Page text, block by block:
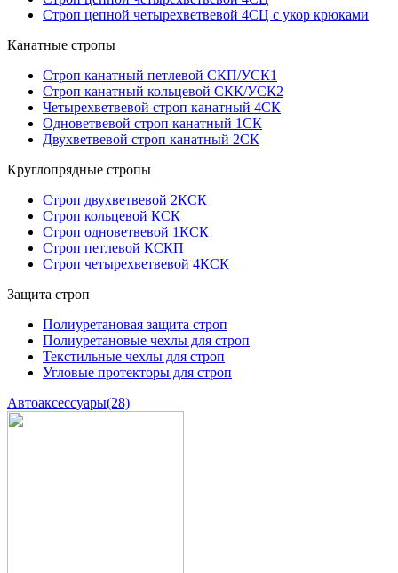
Строп цепной четырехветвевой 4СЦ с укор крюками
Канатные стропы
Строп канатный петлевой СКП/УСК1
Строп канатный кольцевой СКК/УСК2
Четырехветвевой строп канатный 4СК
Одноветвевой строп канатный 1СК
Двухветвевой строп канатный 2СК
Круглопрядные стропы
Строп двухветвевой 2КСК
Строп кольцевой КСК
Строп одноветвевой 1КСК
Строп петлевой КСКП
Строп четырехветвевой 4КСК
Защита строп
Полиуретановая защита строп
Полиуретановые чехлы для строп
Текстильные чехлы для строп
Угловые протекторы для строп
Автоаксессуары(28)